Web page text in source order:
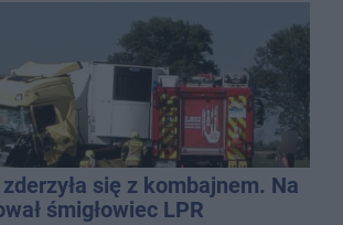
się z kombajnem. Na
śmigłowiec LPR